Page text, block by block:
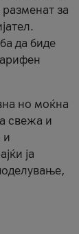
разменат за
да биде
но моќна
свежа и
и
ја